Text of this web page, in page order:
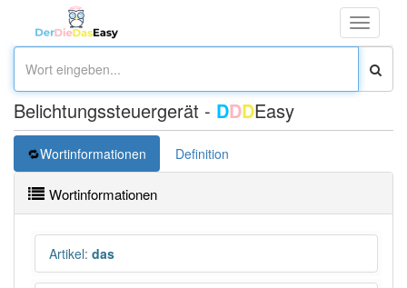
Toggle
Belichtungssteuergerät - DDDEasy
Wortinformationen Definition
Wortinformationen
Artikel: das